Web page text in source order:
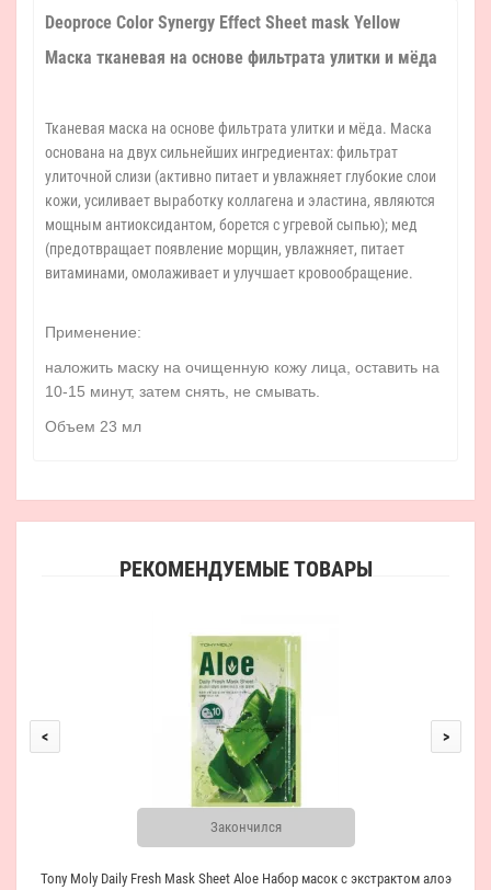
Deoproce Color Synergy Effect Sheet mask Yellow
Маска тканевая на основе фильтрата улитки и мёда
Тканевая маска на основе фильтрата улитки и мёда. Маска
основана на двух сильнейших ингредиентах: фильтрат
улиточной слизи (активно питает и увлажняет глубокие слои
кожи, усиливает выработку коллагена и эластина, являются
мощным антиоксидантом, борется с угревой сыпью); мед
(предотвращает появление морщин, увлажняет, питает
витаминами, омолаживает и улучшает кровообращение.
Применение:
наложить маску на очищенную кожу лица, оставить на
10-15 минут, затем снять, не смывать.
Объем 23 мл
РЕКОМЕНДУЕМЫЕ ТОВАРЫ
Закончился
Tony Moly Daily Fresh Mask Sheet Aloe Набор масок с экстрактом алоэ
< >